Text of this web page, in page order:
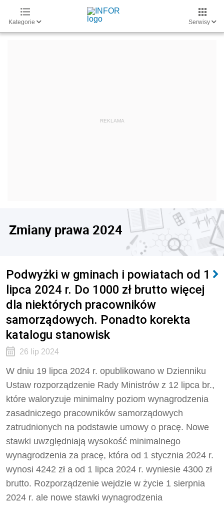
Kategorie Serwisy
Zmiany prawa 2024
Podwyżki w gminach i powiatach od 1
lipca 2024 r. Do 1000 zł brutto więcej
dla niektórych pracowników
samorządowych. Ponadto korekta
katalogu stanowisk
26 lip 2024
W dniu 19 lipca 2024 r. opublikowano w Dzienniku
Ustaw rozporządzenie Rady Ministrów z 12 lipca br.,
które waloryzuje minimalny poziom wynagrodzenia
zasadniczego pracowników samorządowych
zatrudnionych na podstawie umowy o pracę. Nowe
stawki uwzględniają wysokość minimalnego
wynagrodzenia za pracę, która od 1 stycznia 2024 r.
wynosi 4242 zł a od 1 lipca 2024 r. wyniesie 4300 zł
brutto. Rozporządzenie wejdzie w życie 1 sierpnia
2024 r. ale nowe stawki wynagrodzenia